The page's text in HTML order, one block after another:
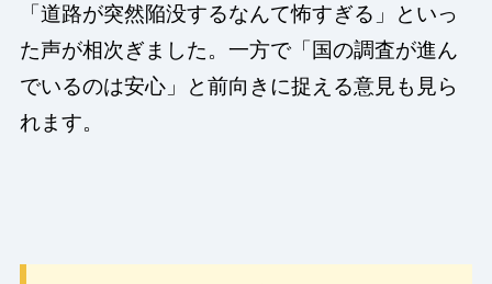
「道路が突然陥没するなんて怖すぎる」といっ
た声が相次ぎました。一方で「国の調査が進ん
でいるのは安心」と前向きに捉える意見も見ら
れます。